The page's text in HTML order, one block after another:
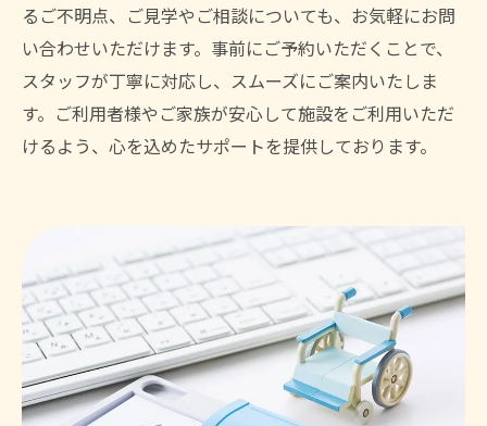
るご不明点、ご見学やご相談についても、お気軽にお問
い合わせいただけます。事前にご予約いただくことで、
スタッフが丁寧に対応し、スムーズにご案内いたしま
す。ご利用者様やご家族が安心して施設をご利用いただ
けるよう、心を込めたサポートを提供しております。